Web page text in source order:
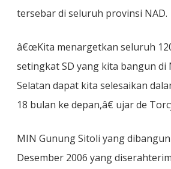
tersebar di seluruh provinsi NAD.
â€œKita menargetkan seluruh
setingkat SD yang kita bangun di
Selatan dapat kita selesaikan
18 bulan ke depan,â€ ujar de
MIN Gunung Sitoli yang dibangun
Desember 2006 yang